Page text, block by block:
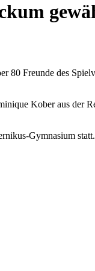
80 Freunde des
Kober aus der
Gymnasium